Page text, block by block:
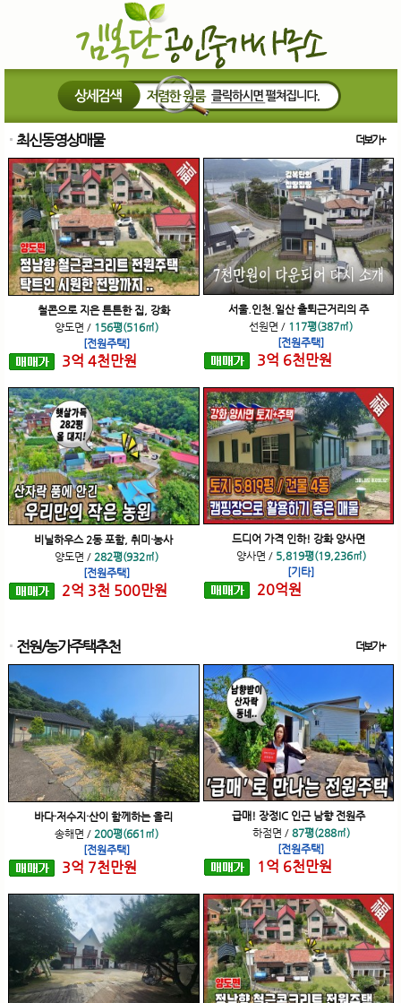
최신동영상매물 더보기+
철콘으로 지은 튼튼한 집, 강화
양도면 / 156평(516㎡)
[전원주택]
3억 4천만원
서울.인천.일산 출퇴근거리의 주
선원면 / 117평(387㎡)
[전원주택]
3억 6천만원
비닐하우스 2동 포함, 취미·농사
양도면 / 282평(932㎡)
[전원주택]
2억 3천 500만원
드디어 가격 인하! 강화 양사면
양사면 / 5,819평(19,236㎡)
[기타]
20억원
전원/농가주택추천 더보기+
바다·저수지·산이 함께하는 올리
송해면 / 200평(661㎡)
[전원주택]
3억 7천만원
급매! 장정IC 인근 남향 전원주
하점면 / 87평(288㎡)
[전원주택]
1 억 6천만원